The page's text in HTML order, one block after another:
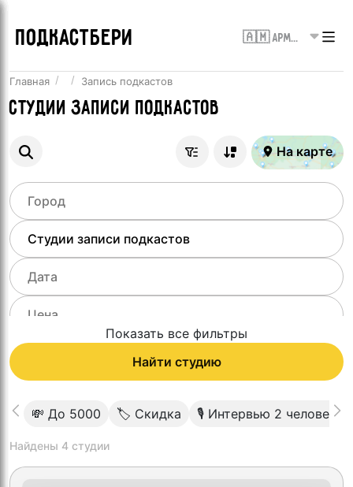
ПОДКАСТБЕРИ 🇦🇲 Армения
Главная Запись подкастов
Студии записи подкастов
На карте
Показать все фильтры
Найти студию
💸 До 5000 🏷 Скидка 🎙 Интервью 2 человека
Найдены 4 студии